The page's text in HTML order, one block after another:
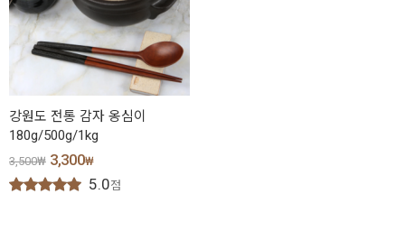
강원도 전통 감자 옹심이
180g/500g/1kg
3,500₩ 3,300₩
5.0점